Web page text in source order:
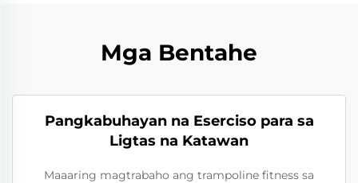
Mga Bentahe
Pangkabuhayan na Eserciso para sa
Ligtas na Katawan
Maaaring magtrabaho ang trampoline fitness sa